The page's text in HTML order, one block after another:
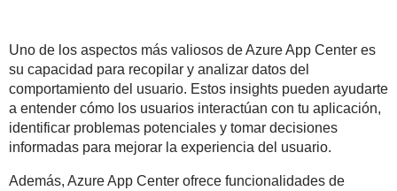
Uno de los aspectos más valiosos de Azure App Center es
su capacidad para recopilar y analizar datos del
comportamiento del usuario. Estos insights pueden ayudarte
a entender cómo los usuarios interactúan con tu aplicación,
identificar problemas potenciales y tomar decisiones
informadas para mejorar la experiencia del usuario.
Además, Azure App Center ofrece funcionalidades de